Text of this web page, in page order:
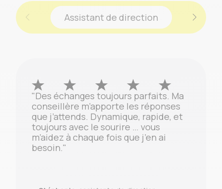
Assistant de direction
"Des échanges toujours parfaits. Ma
conseillère m’apporte les réponses
que j’attends. Dynamique, rapide, et
toujours avec le sourire … vous
m’aidez à chaque fois que j’en ai
besoin."